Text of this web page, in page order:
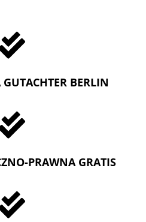
BERLIN
PRAWNA GRATIS